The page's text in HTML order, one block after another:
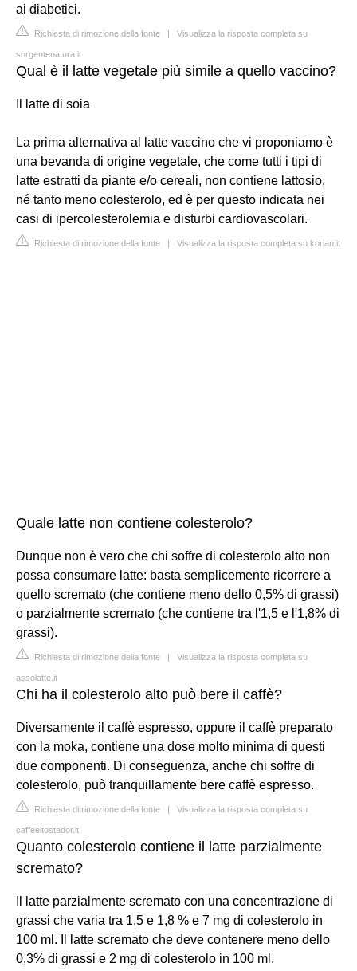
ai diabetici.
Richiesta di rimozione della fonte | Visualizza la risposta completa su
sorgentenatura.it
Qual è il latte vegetale più simile a quello vaccino?
Il latte di soia
La prima alternativa al latte vaccino che vi proponiamo è
una bevanda di origine vegetale, che come tutti i tipi di
latte estratti da piante e/o cereali, non contiene lattosio,
né tanto meno colesterolo, ed è per questo indicata nei
casi di ipercolesterolemia e disturbi cardiovascolari.
Richiesta di rimozione della fonte | Visualizza la risposta completa su korian.it
Quale latte non contiene colesterolo?
Dunque non è vero che chi soffre di colesterolo alto non
possa consumare latte: basta semplicemente ricorrere a
quello scremato (che contiene meno dello 0,5% di grassi)
o parzialmente scremato (che contiene tra l'1,5 e l'1,8% di
grassi).
Richiesta di rimozione della fonte | Visualizza la risposta completa su
assolatte.it
Chi ha il colesterolo alto può bere il caffè?
Diversamente il caffè espresso, oppure il caffè preparato
con la moka, contiene una dose molto minima di questi
due componenti. Di conseguenza, anche chi soffre di
colesterolo, può tranquillamente bere caffè espresso.
Richiesta di rimozione della fonte | Visualizza la risposta completa su
caffeeltostador.it
Quanto colesterolo contiene il latte parzialmente
scremato?
Il latte parzialmente scremato con una concentrazione di
grassi che varia tra 1,5 e 1,8 % e 7 mg di colesterolo in
100 ml. Il latte scremato che deve contenere meno dello
0,3% di grassi e 2 mg di colesterolo in 100 ml.